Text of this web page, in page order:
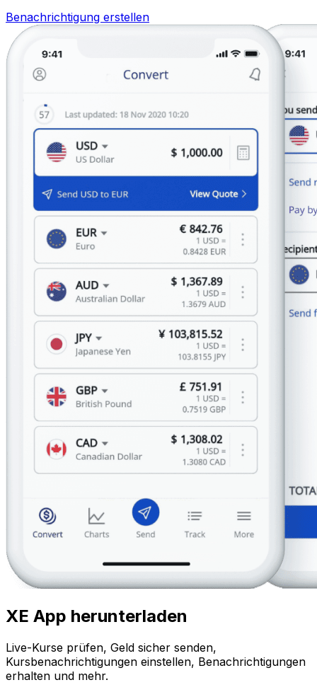
Benachrichtigung erstellen
XE App herunterladen
Live-Kurse prüfen, Geld sicher senden,
Kursbenachrichtigungen einstellen, Benachrichtigungen
erhalten und mehr.